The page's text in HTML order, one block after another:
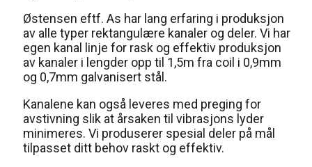
Østensen eftf. As har lang erfaring i produksjon
av alle typer rektangulære kanaler og deler. Vi har
egen kanal linje for rask og effektiv produksjon
av kanaler i lengder opp til 1,5m fra coil i 0,9mm
og 0,7mm galvanisert stål.
Kanalene kan også leveres med preging for
avstivning slik at årsaken til vibrasjons lyder
minimeres. Vi produserer spesial deler på mål
tilpasset ditt behov raskt og effektiv.